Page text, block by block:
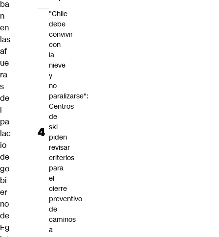
ba
n
en
las
af
ue
ra
s
de
l
pa
lac
io
de
go
bi
er
no
de
Eg
"Chile
debe
convivir
con
la
nieve
y
no
paralizarse":
Centros
de
ski
piden
revisar
criterios
para
el
cierre
preventivo
de
caminos
a